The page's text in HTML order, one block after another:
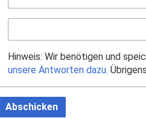
Hinweis: Wir benötigen und
unsere Antworten dazu.
Abschicken